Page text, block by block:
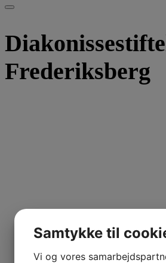
Frederiksberg
Samtykke til
Vi og vores